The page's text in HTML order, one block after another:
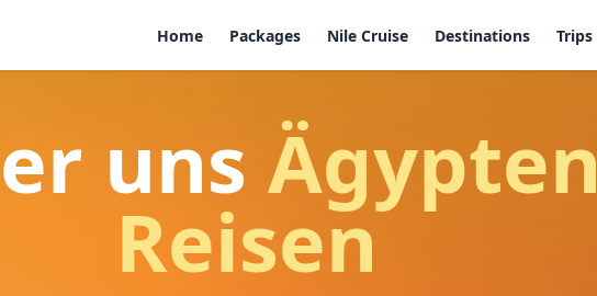
Home Packages Nile Cruise Destinations Trips
uns Ägypten
Reisen